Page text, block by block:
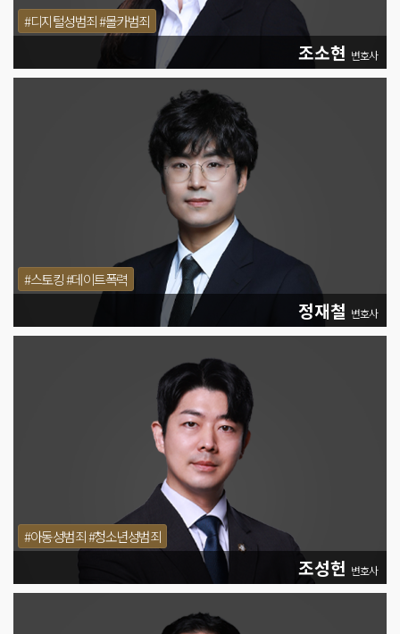
#디지털성범죄 #몰카범죄
조소현 변호사
#스토킹 #데이트폭력
정재철 변호사
#아동성범죄 #청소년성범죄
조성헌 변호사